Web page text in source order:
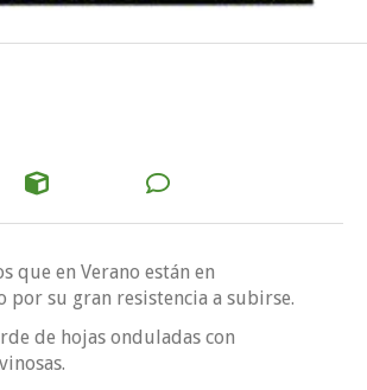
que en Verano están en
por su gran resistencia a subirse.
de hojas onduladas con